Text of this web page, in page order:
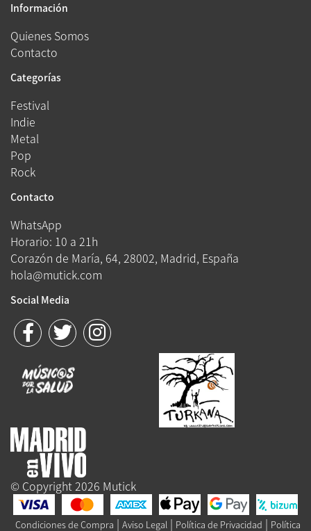
Información
Quienes Somos
Contacto
Categorías
Festival
Indie
Metal
Pop
Rock
Contacto
WhatsApp
Horario: 10 a 21h
Corazón de María, 64, 28002, Madrid, España
hola@mutick.com
Social Media
© Copyright 2026 Mutick
Condiciones de Compra | Aviso Legal | Política de Privacidad | Política